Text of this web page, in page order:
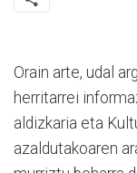
Orain arte, udal
herritarrei
aldizkaria eta
azaldutakoaren